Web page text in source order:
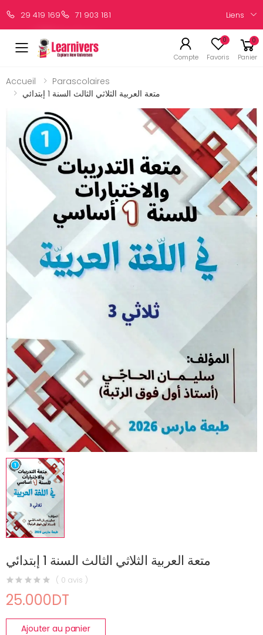
29 419 169 71 903 181 Liens
Compte
0
Favoris
0
Panier
Accueil
Parascolaires
متعة العربية الثلاثي الثالث السنة 1 إبتدائي
متعة العربية الثلاثي الثالث السنة 1 إبتدائي
( 0 avis )
25.000DT
Ajouter au panier